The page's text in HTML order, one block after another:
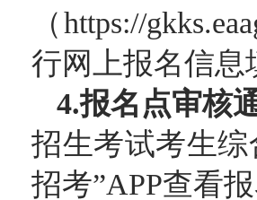
（https://
行网上报名信息
4.报名点审核
招生考试考生
招考”APP查看报